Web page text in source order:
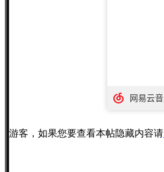
游客，如果您要查看本帖隐藏内容请